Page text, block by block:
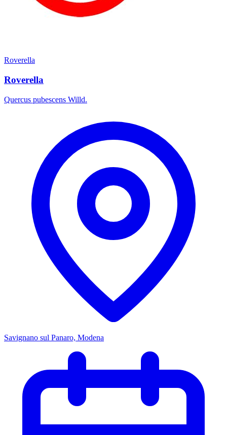
Roverella
Roverella
Quercus pubescens Willd.
Savignano sul Panaro, Modena